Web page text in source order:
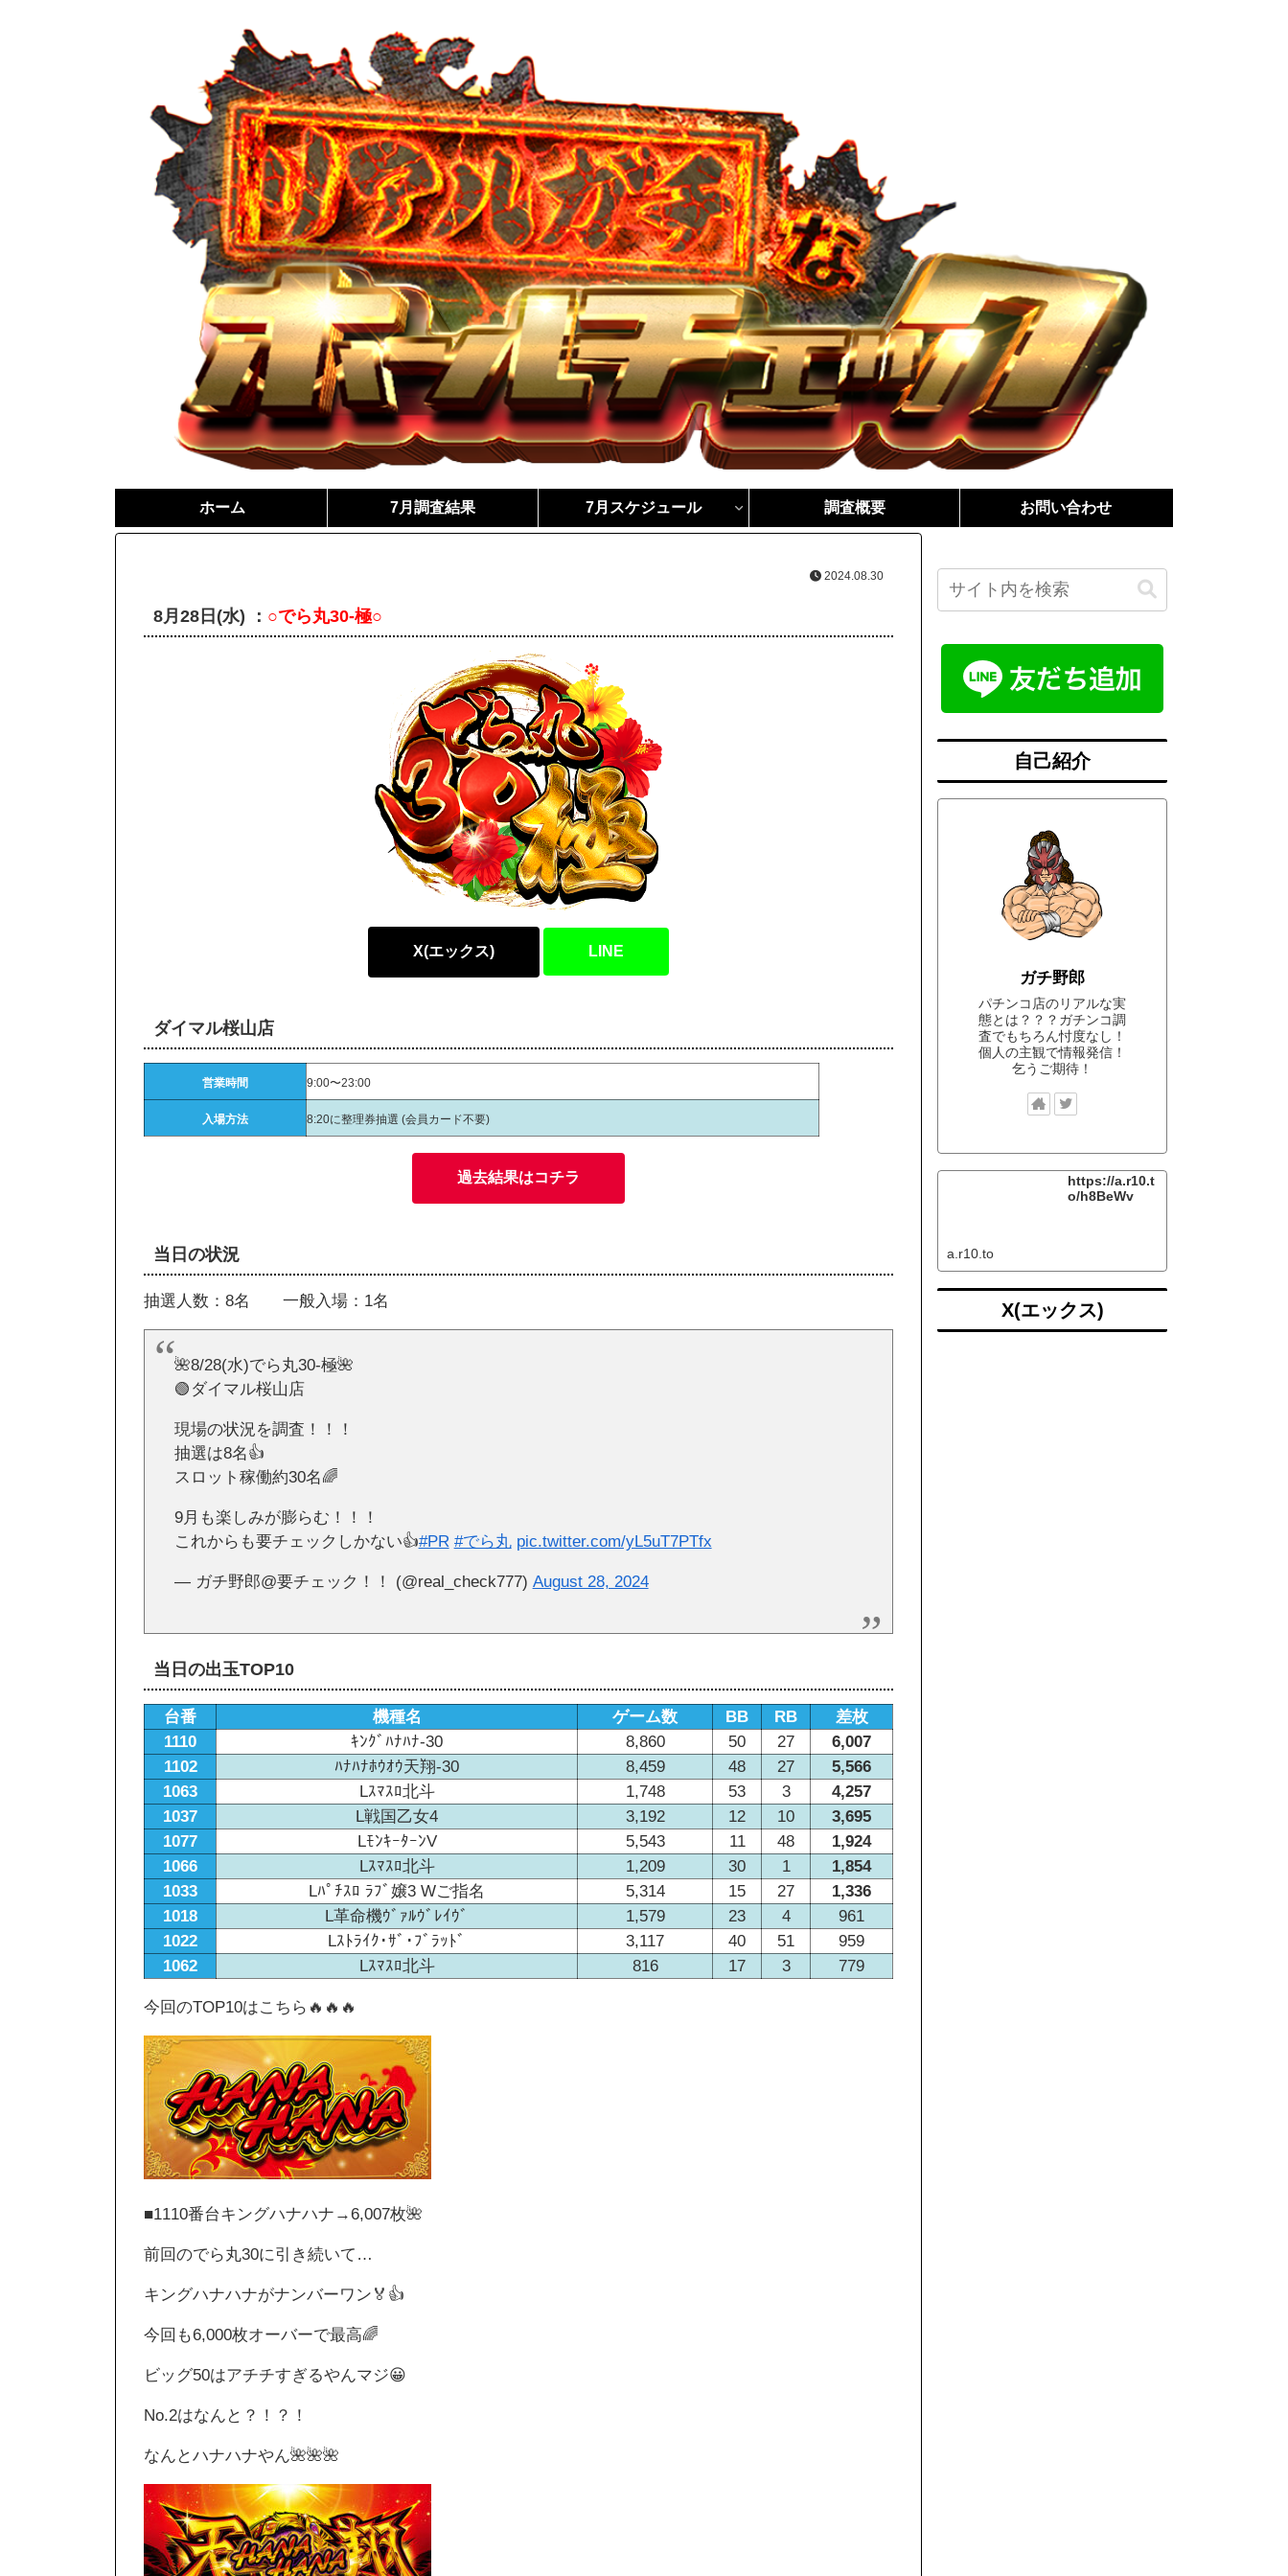
ホーム 7月調査結果 7月スケジュール 調査概要 お問い合わせ
2024.08.30
8月28日(水) ： ○でら丸30-極○
X(エックス) LINE
ダイマル桜山店
営業時間 9:00〜23:00
入場方法 8:20に整理券抽選 (会員カード不要)
過去結果はコチラ
当日の状況
抽選人数：8名 一般入場：1名
🌺8/28(水)でら丸30-極🌺
🟢ダイマル桜山店
現場の状況を調査！！！
抽選は8名👍
スロット稼働約30名🌈
9月も楽しみが膨らむ！！！
これからも要チェックしかない👍#PR #でら丸 pic.twitter.com/yL5uT7PTfx
— ガチ野郎@要チェック！！ (@real_check777) August 28, 2024
当日の出玉TOP10
台番 機種名 ゲーム数 BB RB
差枚
1110
ｷﾝｸﾞﾊﾅﾊﾅ-30 8,860 50 27
6,007
1102
ﾊﾅﾊﾅﾎｳｵｳ天翔-30 8,459 48 27
5,566
1063
Lｽﾏｽﾛ北斗 1,748 53 3
4,257
1037
L戦国乙女4 3,192 12 10
3,695
1077
LﾓﾝｷｰﾀｰﾝV 5,543 11 48
1,924
1066
Lｽﾏｽﾛ北斗 1,209 30 1
1,854
1033
Lﾊﾟﾁｽﾛ ﾗﾌﾞ嬢3 Wご指名 5,314 15 27
1,336
1018
L革命機ｳﾞｧﾙｳﾞﾚｲｳﾞ 1,579 23 4
961
1022
Lｽﾄﾗｲｸ･ｻﾞ･ﾌﾞﾗｯﾄﾞ 3,117 40 51
959
1062
Lｽﾏｽﾛ北斗 816 17 3 779
今回のTOP10はこちら🔥🔥🔥
■1110番台キングハナハナ→6,007枚🌺
前回のでら丸30に引き続いて…
キングハナハナがナンバーワン🏅👍
今回も6,000枚オーバーで最高🌈
ビッグ50はアチチすぎるやんマジ😀
No.2はなんと？！？！
なんとハナハナやん🌺🌺🌺
自己紹介
ガチ野郎
パチンコ店のリアルな実
態とは？？？ガチンコ調
査でもちろん忖度なし！
個人の主観で情報発信！
乞うご期待！
https://a.r10.t
o/h8BeWv
a.r10.to
X(エックス)